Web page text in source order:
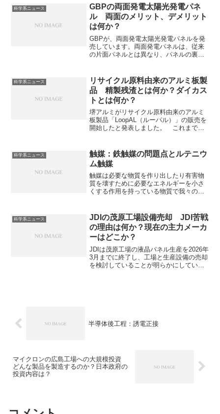
れています。樹脂製のねじは軽量性、非
導電性、耐食性などの利点がある一方
で、強度が金属に劣るという欠点があり
ます。どのように強度を上げているのか
を知ることができます。
科学系ニュース
GBPの両面発電太陽光発電パネ
ル 両面のメリット、デメリット
は何か？
GBPが、両面発電太陽光発電パネルを発
売しています。両面発電パネルは、従来
の片面パネルとは異なり、パネルの裏面
す。両面発電のメリット、デメリットを
知ることができます。
科学系ニュース
リサイクル原料由来のアルミ板製
品 精製残渣とは何か？ダイカス
トとは何か？
堺アルミがリサイクル原料由来のアルミ
板製品「LoopAL（ルーパル）」の販売を
開始したと発表しました。 これまで高
たアルミ製品は利用されてきませんでし
た。精製残渣とは何か、これまでどのよ
うに精製残渣が利用されてきたのかを知
ることができます。
科学系ニュース
触媒：鉄触媒の問題点とルテニウ
ム触媒
触媒は必要な物質を作り出したり有害物
質を壊すために必要なエネルギーを小さ
くする作用を持っている物質で我々の生
に400℃〜500℃の高温と200気圧以上の超
高圧が必要な点が問題点となっており、
より高活性で低温、低圧化可能なルテニ
ウム触媒が注目されています。高活性な
理由やエレクトロイドの働きを知ること
ができます。
科学系ニュース
JDIの茂原工場設備売却 JDI苦戦
の理由は何か？現在の主力メーカ
ーはどこか？
JDIは茂原工場の液晶パネル生産を2026年
3月までに終了し、工場と生産設備の売却
を検討していることが明らかにしていま
半導体後工程：誘電正接
マイクロンの広島工場への大規模投資
どんな製品を製造するのか？日本政府の
投資内容は？